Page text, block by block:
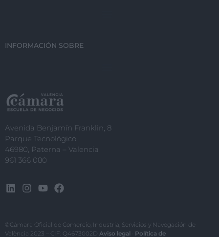
INFORMACIÓN SOBRE
Avenida Benjamín Franklin, 8
Parque Tecnológico
46980, Paterna – Valencia
961 366 080
©Cámara Oficial de Comercio, Industria, Servicios y Navegación de
València 2023 – CIF: Q4673002D Aviso legal · Política de